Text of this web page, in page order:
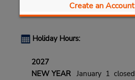
Create an Account
Holiday Hours:
2027
NEW YEARJanuary 1 closed